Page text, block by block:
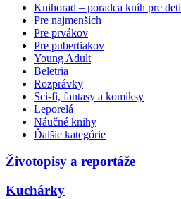
Knihorad – poradca kníh pre deti
Pre najmenších
Pre prvákov
Pre pubertiakov
Young Adult
Beletria
Rozprávky
Sci-fi, fantasy a komiksy
Leporelá
Náučné knihy
Ďalšie kategórie
Životopisy a reportáže
Kuchárky